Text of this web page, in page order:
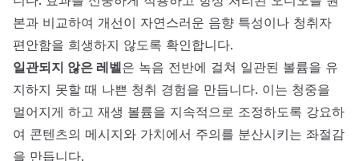
본과 비교하여 개선이 자연스러운 음향 특성이나 청취자
편안함을 희생하지 않도록 확인합니다.
일관되지 않은 레벨은 녹음 전반에 걸쳐 일관된 볼륨을 유
지하지 못할 때 나쁜 청취 경험을 만듭니다. 이는 청중을
멀어지게 하고 재생 볼륨을 지속적으로 조정하도록 강요하
여 콘텐츠의 메시지와 가치에서 주의를 분산시키는 좌절감
을 만듭니다.